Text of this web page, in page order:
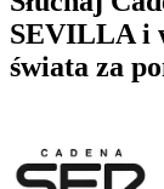
SEVILLA i
świata za